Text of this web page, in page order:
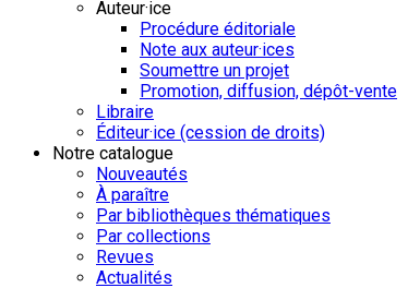
Auteur·ice
Procédure éditoriale
Note aux auteur·ices
Soumettre un projet
Promotion, diffusion, dépôt-vente
Libraire
Éditeur·ice (cession de droits)
Notre catalogue
Nouveautés
À paraître
Par bibliothèques thématiques
Par collections
Revues
Actualités